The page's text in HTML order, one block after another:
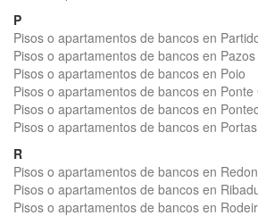
P
Pisos o apartamentos de bancos en
Pisos o apartamentos de bancos en
Pisos o apartamentos de bancos en Poio
Pisos o apartamentos de bancos en Ponte
Pisos o apartamentos de bancos en
Pisos o apartamentos de bancos en Portas
R
Pisos o apartamentos de bancos en
Pisos o apartamentos de bancos en
Pisos o apartamentos de bancos en